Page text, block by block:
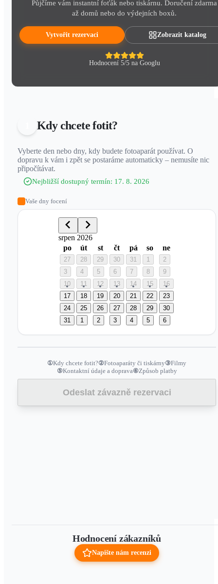
Půjčíme vám instantní foťák nebo tiskárnu. Doručení zdarma
až domů nebo do výdejních boxů.
Vytvořit rezervaci Zobrazit katalog
Hodnocení 5/5 na Googlu
Kdy chcete fotit?
Vyberte den nebo dny, kdy budete fotoaparát používat. O
dopravu k vám i zpět se postaráme automaticky – nemusíte nic
připočítávat.
Nejbližší dostupný termín: 17. 8. 2026
Vaše dny focení
srpen 2026
po
út st čt pá so ne
27 28 29 30 31 1
2
3
4 5 6 7 8
9
10
11 12 13 14 15
16
17
18 19 20 21 22
23
24
25 26 27 28 29
30
31
1 2 3 4 5 6
①Kdy chcete fotit?②Fotoaparáty či tiskárny③Filmy
⑤Kontaktní údaje a doprava⑥Způsob platby
Odeslat závazně rezervaci
Hodnocení zákazníků
Napište nám recenzi